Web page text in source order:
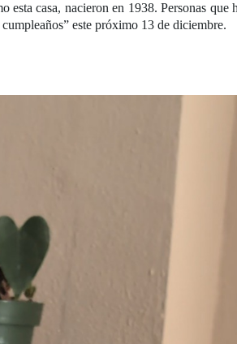
esta casa, nacieron en 1938. Personas
este próximo 13 de diciembre.